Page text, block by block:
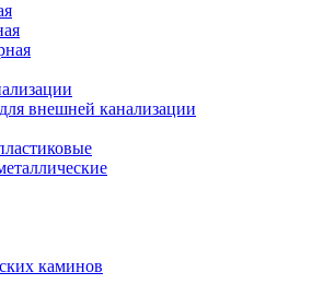
внешней канализации
каминов